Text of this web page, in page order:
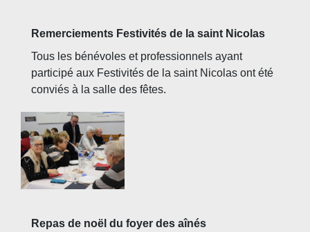
Remerciements Festivités de la saint Nicolas
Tous les bénévoles et professionnels ayant
participé aux Festivités de la saint Nicolas ont été
conviés à la salle des fêtes.
Repas de noël du foyer des aînés